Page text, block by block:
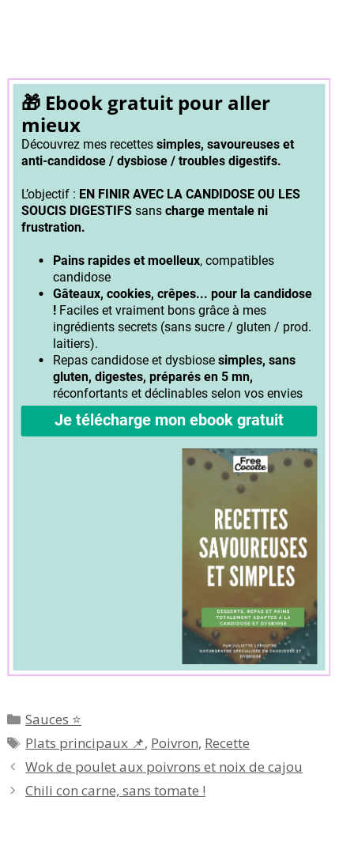
Catégories
Sauces ⭐
Étiquettes
Plats principaux 📌, Poivron, Recette
Wok de poulet aux poivrons et noix de cajou
Chili con carne, sans tomate ​!